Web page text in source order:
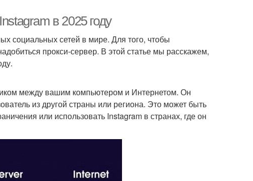
в 2025 году
социальных сетей в мире. Для того, чтобы
прокси-сервер. В этой статье мы расскажем,
между вашим компьютером и Интернетом. Он
из другой страны или региона. Это может быть
или использовать Instagram в странах, где он